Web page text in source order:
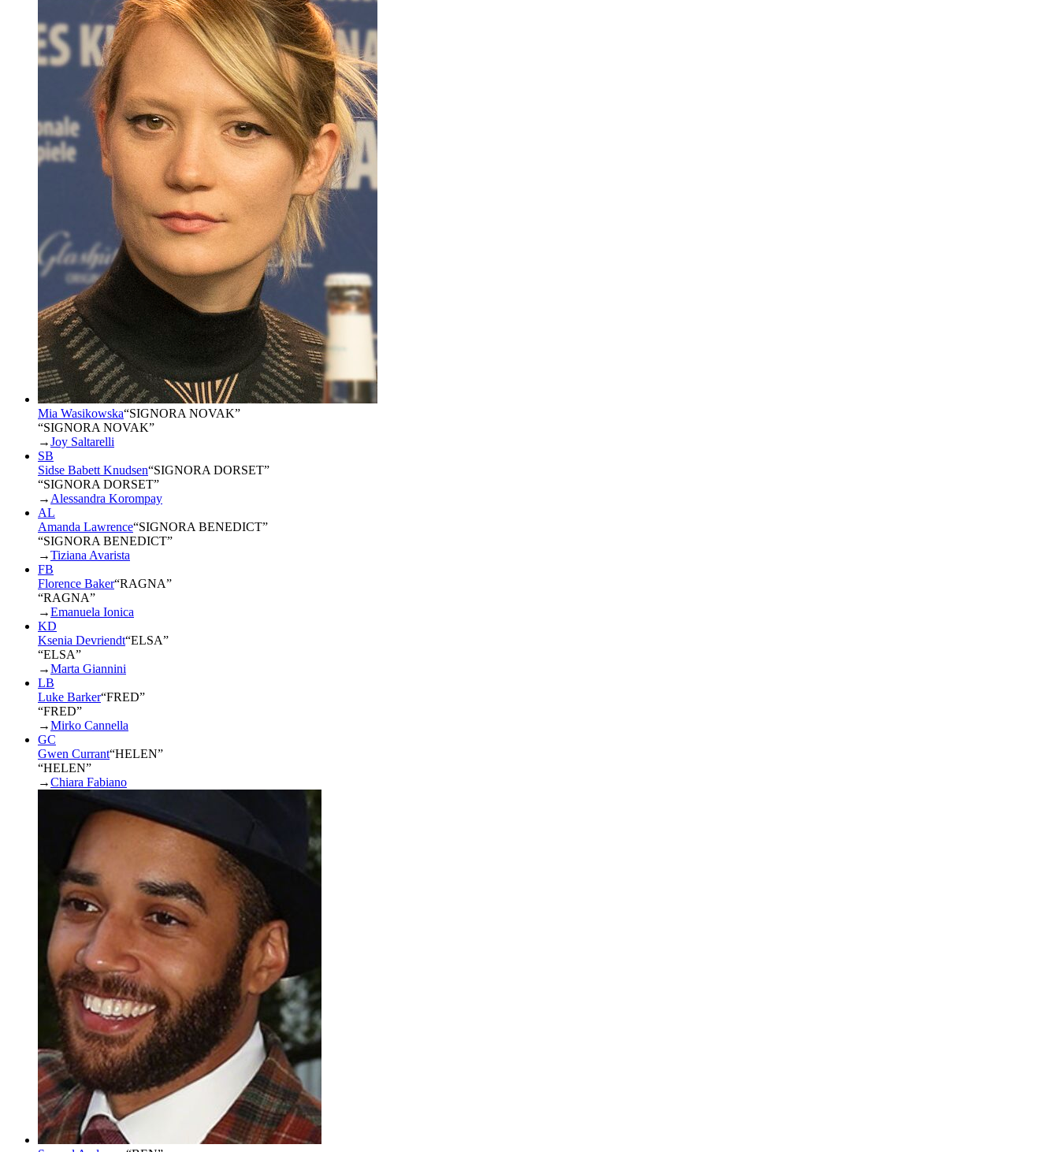
Mia Wasikowska“SIGNORA NOVAK”
“SIGNORA NOVAK”
→Joy Saltarelli
SB
Sidse Babett Knudsen“SIGNORA DORSET”
“SIGNORA DORSET”
→ Alessandra Korompay
AL
Amanda Lawrence“SIGNORA BENEDICT”
“SIGNORA BENEDICT”
→Tiziana Avarista
FB
Florence Baker“RAGNA”
“RAGNA”
→Emanuela Ionica
KD
Ksenia Devriendt“ELSA”
“ELSA”
→Marta Giannini
LB
Luke Barker“FRED”
“FRED”
→Mirko Cannella
GC
Gwen Currant“HELEN”
“HELEN”
→Chiara Fabiano